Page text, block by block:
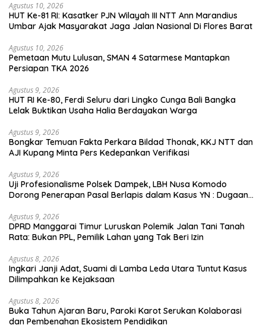
Agustus 10, 2026
HUT Ke-81 RI: Kasatker PJN Wilayah III NTT Ann Marandius
Umbar Ajak Masyarakat Jaga Jalan Nasional Di Flores Barat
Agustus 10, 2026
Pemetaan Mutu Lulusan, SMAN 4 Satarmese Mantapkan
Persiapan TKA 2026
Agustus 9, 2026
HUT RI Ke-80, Ferdi Seluru dari Lingko Cunga Bali Bangka
Lelak Buktikan Usaha Halia Berdayakan Warga
Agustus 9, 2026
Bongkar Temuan Fakta Perkara Bildad Thonak, KKJ NTT dan
AJI Kupang Minta Pers Kedepankan Verifikasi
Agustus 9, 2026
Uji Profesionalisme Polsek Dampek, LBH Nusa Komodo
Dorong Penerapan Pasal Berlapis dalam Kasus YN : Dugaan
Agustus 9, 2026
DPRD Manggarai Timur Luruskan Polemik Jalan Tani Tanah
Rata: Bukan PPL, Pemilik Lahan yang Tak Beri Izin
Agustus 8, 2026
Ingkari Janji Adat, Suami di Lamba Leda Utara Tuntut Kasus
Dilimpahkan ke Kejaksaan
Agustus 8, 2026
Buka Tahun Ajaran Baru, Paroki Karot Serukan Kolaborasi
dan Pembenahan Ekosistem Pendidikan